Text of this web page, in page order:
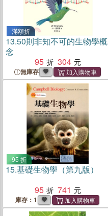
滿額折
13.50則非知不可的生物學概
念
95
304
無庫存
95 折
15.基礎生物學（第九版）
95
741
庫存：1